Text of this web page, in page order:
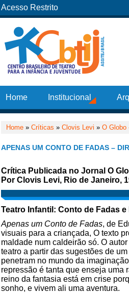
Acesso Restrito
Home Institucional
Home » Críticas » Clovis Levi » O Globo
APENAS UM CONTO DE FADAS –
Crítica Publicada no Jornal O
Por Clovis Levi, Rio de Janeiro,
Teatro Infantil: Conto de Fadas
Apenas um Conto de Fadas, de
visuais para a criançada, O texto
maldade num caldeirão só. O
teatro a partir das sugestões de
penetram no mundo da
repressão é tanta que enseja uma
reino da fantasia está em crise
sonho, e vivem ali uma aventura.